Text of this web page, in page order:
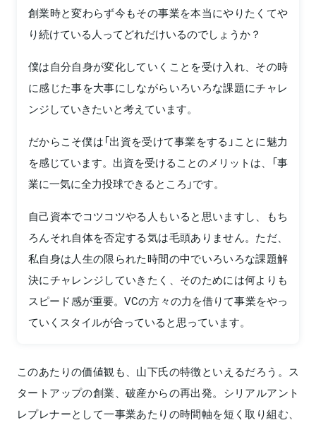
創業時と変わらず今もその事業を本当にやりたくてや
り続けている人ってどれだけいるのでしょうか？
僕は自分自身が変化していくことを受け入れ、その時
に感じた事を大事にしながらいろいろな課題にチャレ
ンジしていきたいと考えています。
だからこそ僕は「出資を受けて事業をする」ことに魅力
を感じています。出資を受けることのメリットは、「事
業に一気に全力投球できるところ」です。
自己資本でコツコツやる人もいると思いますし、もち
ろんそれ自体を否定する気は毛頭ありません。ただ、
私自身は人生の限られた時間の中でいろいろな課題解
決にチャレンジしていきたく、そのためには何よりも
スピード感が重要。VCの方々の力を借りて事業をやっ
ていくスタイルが合っていると思っています。
このあたりの価値観も、山下氏の特徴といえるだろう。ス
タートアップの創業、破産からの再出発。シリアルアント
レプレナーとして一事業あたりの時間軸を短く取り組む、